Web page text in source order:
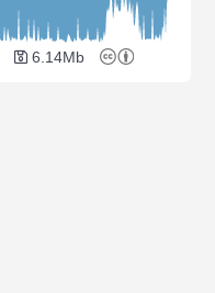
6.14Mb